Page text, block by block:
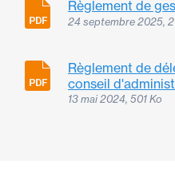
Règlement de
24 septembre 2025,
Règlement de
conseil
13 mai 2024, 501 Ko